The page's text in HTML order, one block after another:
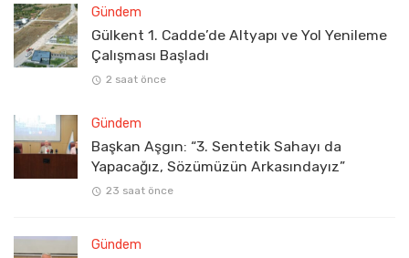
Gündem
Gülkent 1. Cadde’de Altyapı ve Yol Yenileme
Çalışması Başladı
2 saat önce
Gündem
Başkan Aşgın: “3. Sentetik Sahayı da
Yapacağız, Sözümüzün Arkasındayız”
23 saat önce
Gündem